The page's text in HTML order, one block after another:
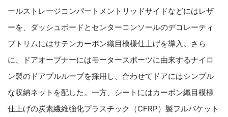
ールストレージコンパートメントリッドサイドなどにはレザ
ーを、ダッシュボードとセンターコンソールのデコレーティ
ブトリムにはサテンカーボン織目模様仕上げを導入。さら
に、ドアオープナーにはモータースポーツに由来するナイロ
ン製のドアプルループを採用し、合わせてドアにはシンプル
な収納ネットを配した。一方、シートにはカーボン織目模様
仕上げの炭素繊維強化プラスチック（CFRP）製フルバケット